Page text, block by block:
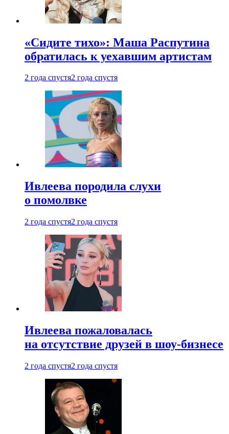
«Сидите тихо»: Маша Распутина
обратилась к уехавшим артистам
2 года спустя2 года спустя
Ивлеева породила слухи
о помолвке
2 года спустя2 года спустя
Ивлеева пожаловалась
на отсутствие друзей в шоу-бизнесе
2 года спустя2 года спустя